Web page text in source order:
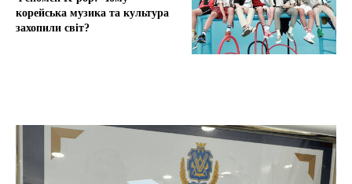
корейська музика та культура
захопили світ?